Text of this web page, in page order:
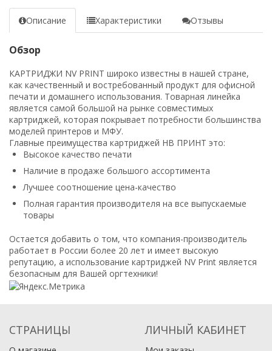
Описание Характеристики Отзывы
Обзор
КАРТРИДЖИ NV PRINT широко известны в нашей стране,
как качественный и востребованный продукт для офисной
печати и домашнего использования. Товарная линейка
является самой большой на рынке совместимых
картриджей, которая покрывает потребности большинства
моделей принтеров и МФУ.
Главные преимущества картриджей НВ ПРИНТ это:
Высокое качество печати
Наличие в продаже большого ассортимента
Лучшее соотношение цена-качество
Полная гарантия производителя на все выпускаемые
товары
Остается добавить о том, что компания-производитель
работает в России более 20 лет и имеет высокую
репутацию, а использование картриджей NV Print является
безопасным для Вашей оргтехники!
СТРАНИЦЫ ЛИЧНЫЙ КАБИНЕТ